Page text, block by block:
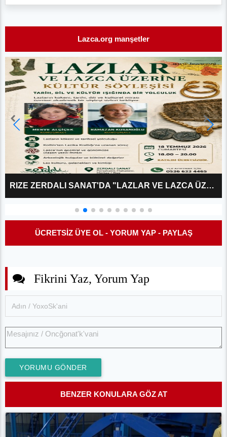
Lazca.org manşetler
RIZE ZERDALI SANAT'DA "LAZLAR VE LAZCA ÜZERINE?" KÜLTÜR SÖYLEŞISI
ÜCRETSİZ ÜYE OL - YORUM YAP - PAYLAŞ
Fikrini Yaz, Yorum Yap
YORUMU GÖNDER
BENZER KONULARA GÖZ AT